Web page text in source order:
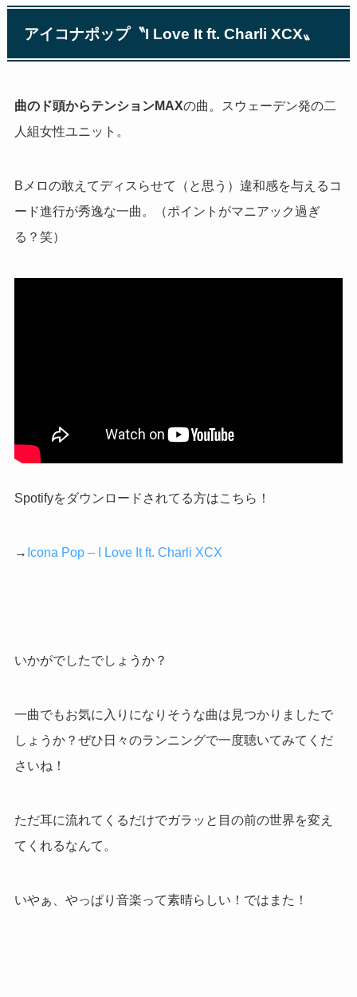
アイコナポップ〝I Love It ft. Charli XCX〟
曲のド頭からテンションMAXの曲。スウェーデン発の二
人組女性ユニット。
B メロの敢えてディスらせて（と思う）違和感を与えるコ
ード進行が秀逸な一曲。（ポイントがマニアック過ぎ
る？笑）
Spotifyをダウンロードされてる方はこちら！
→ Icona Pop – I Love It ft. Charli XCX
いかがでしたでしょうか？
一曲でもお気に入りになりそうな曲は見つかりましたで
しょうか？ぜひ日々のランニングで一度聴いてみてくだ
さいね！
ただ耳に流れてくるだけでガラッと目の前の世界を変え
てくれるなんて。
いやぁ、やっぱり音楽って素晴らしい！ではまた！